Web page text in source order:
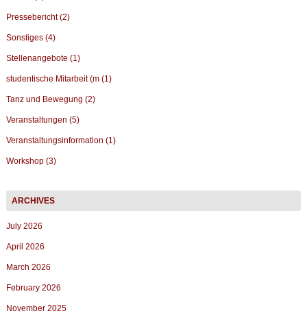
Pressebericht (2)
Sonstiges (4)
Stellenangebote (1)
studentische Mitarbeit (m (1)
Tanz und Bewegung (2)
Veranstaltungen (5)
Veranstaltungsinformation (1)
Workshop (3)
July 2026
April 2026
March 2026
February 2026
November 2025